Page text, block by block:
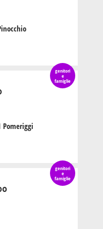
genitori
e
famiglie
Pomeriggi
genitori
e
famiglie